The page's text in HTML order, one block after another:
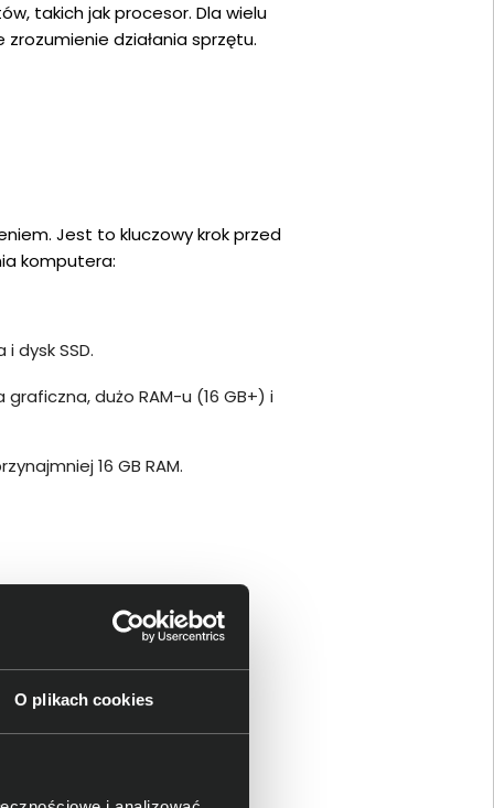
O plikach cookies
takich jak procesor. Dla wielu
działania sprzętu.
Jest to kluczowy krok przed
komputera:
dysk SSD.
dużo RAM-u (16 GB+) i
16 GB RAM.
pamięcią RAM, dyskami
gier i pracy kreatywnej.